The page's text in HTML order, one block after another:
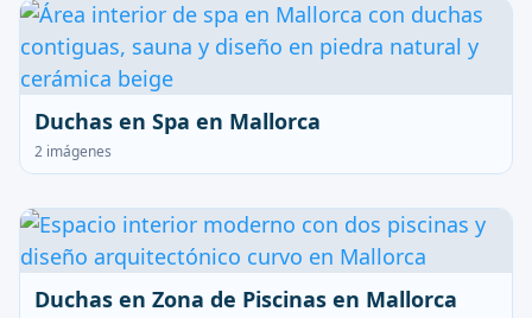
Duchas en Spa en Mallorca
2 imágenes
Duchas en Zona de Piscinas en Mallorca